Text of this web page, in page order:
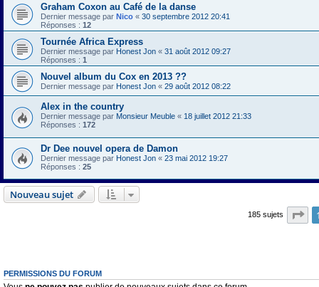
Graham Coxon au Café de la danse
Dernier message par Nico « 30 septembre 2012 20:41
Réponses : 12
Tournée Africa Express
Dernier message par Honest Jon « 31 août 2012 09:27
Réponses : 1
Nouvel album du Cox en 2013 ??
Dernier message par Honest Jon « 29 août 2012 08:22
Alex in the country
Dernier message par Monsieur Meuble « 18 juillet 2012 21:33
Réponses : 172
Dr Dee nouvel opera de Damon
Dernier message par Honest Jon « 23 mai 2012 19:27
Réponses : 25
Nouveau sujet
185 sujets
PERMISSIONS DU FORUM